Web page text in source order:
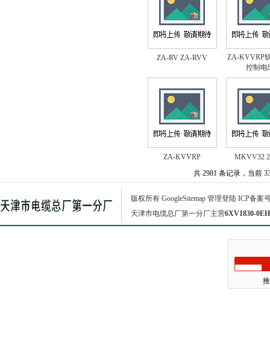
ZA-RV ZA-RVV
ZA-KVVRP
控制电
ZA-KVVRP
MKVV32
共 2981 条记录，当前
版权所有 GoogleSitemap 管理登陆 ICP备案
天津市电缆总厂第一分厂主营6XV1830-